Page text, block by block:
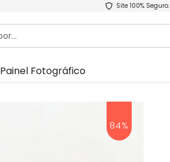
Site 100% Seguro.
Painel Fotográfico
84%